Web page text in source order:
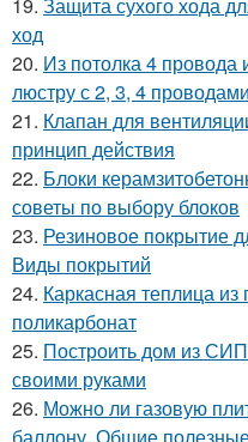
ход
20. Из потолка 4 провода
люстру с 2, 3, 4
21. Клапан для
принцип действия
22. Блоки
советы по выбору блоков
23. Резиновое покрытие
Виды покрытий
24. Каркасная теплица
поликарбонат
25. Построить дом из
своими руками
26. Можно ли газовую
баллону. Общие